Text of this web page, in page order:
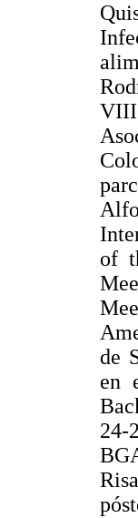
VIII
of
de
en
24-